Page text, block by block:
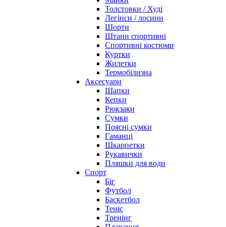
Толстовки / Худі
Легінси / лосини
Шорти
Штани спортивні
Спортивні костюми
Куртки
Жилетки
Термобілизна
Аксесуари
Шапки
Кепки
Рюкзаки
Сумки
Поясні сумки
Гаманці
Шкарпетки
Рукавички
Пляшки для води
Спорт
Біг
Футбол
Баскетбол
Теніс
Тренінг